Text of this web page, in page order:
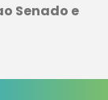
Senado e